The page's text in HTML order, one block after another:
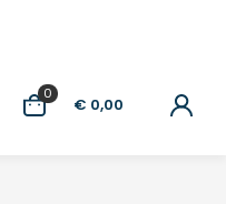
0
€ 0,00